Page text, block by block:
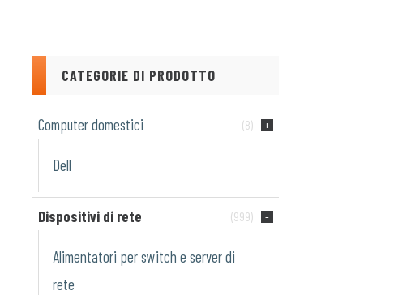
CATEGORIE DI PRODOTTO
Computer domestici (8)
Dell
Dispositivi di rete (999)
Alimentatori per switch e server di
rete